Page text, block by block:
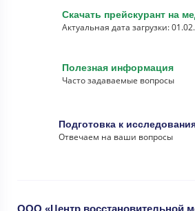
Скачать прейскурант на
Актуальная дата загрузки:
Полезная информация
Часто задаваемые вопросы
Подготовка к
Отвечаем на ваши вопросы
ООО «Центр восстановительной